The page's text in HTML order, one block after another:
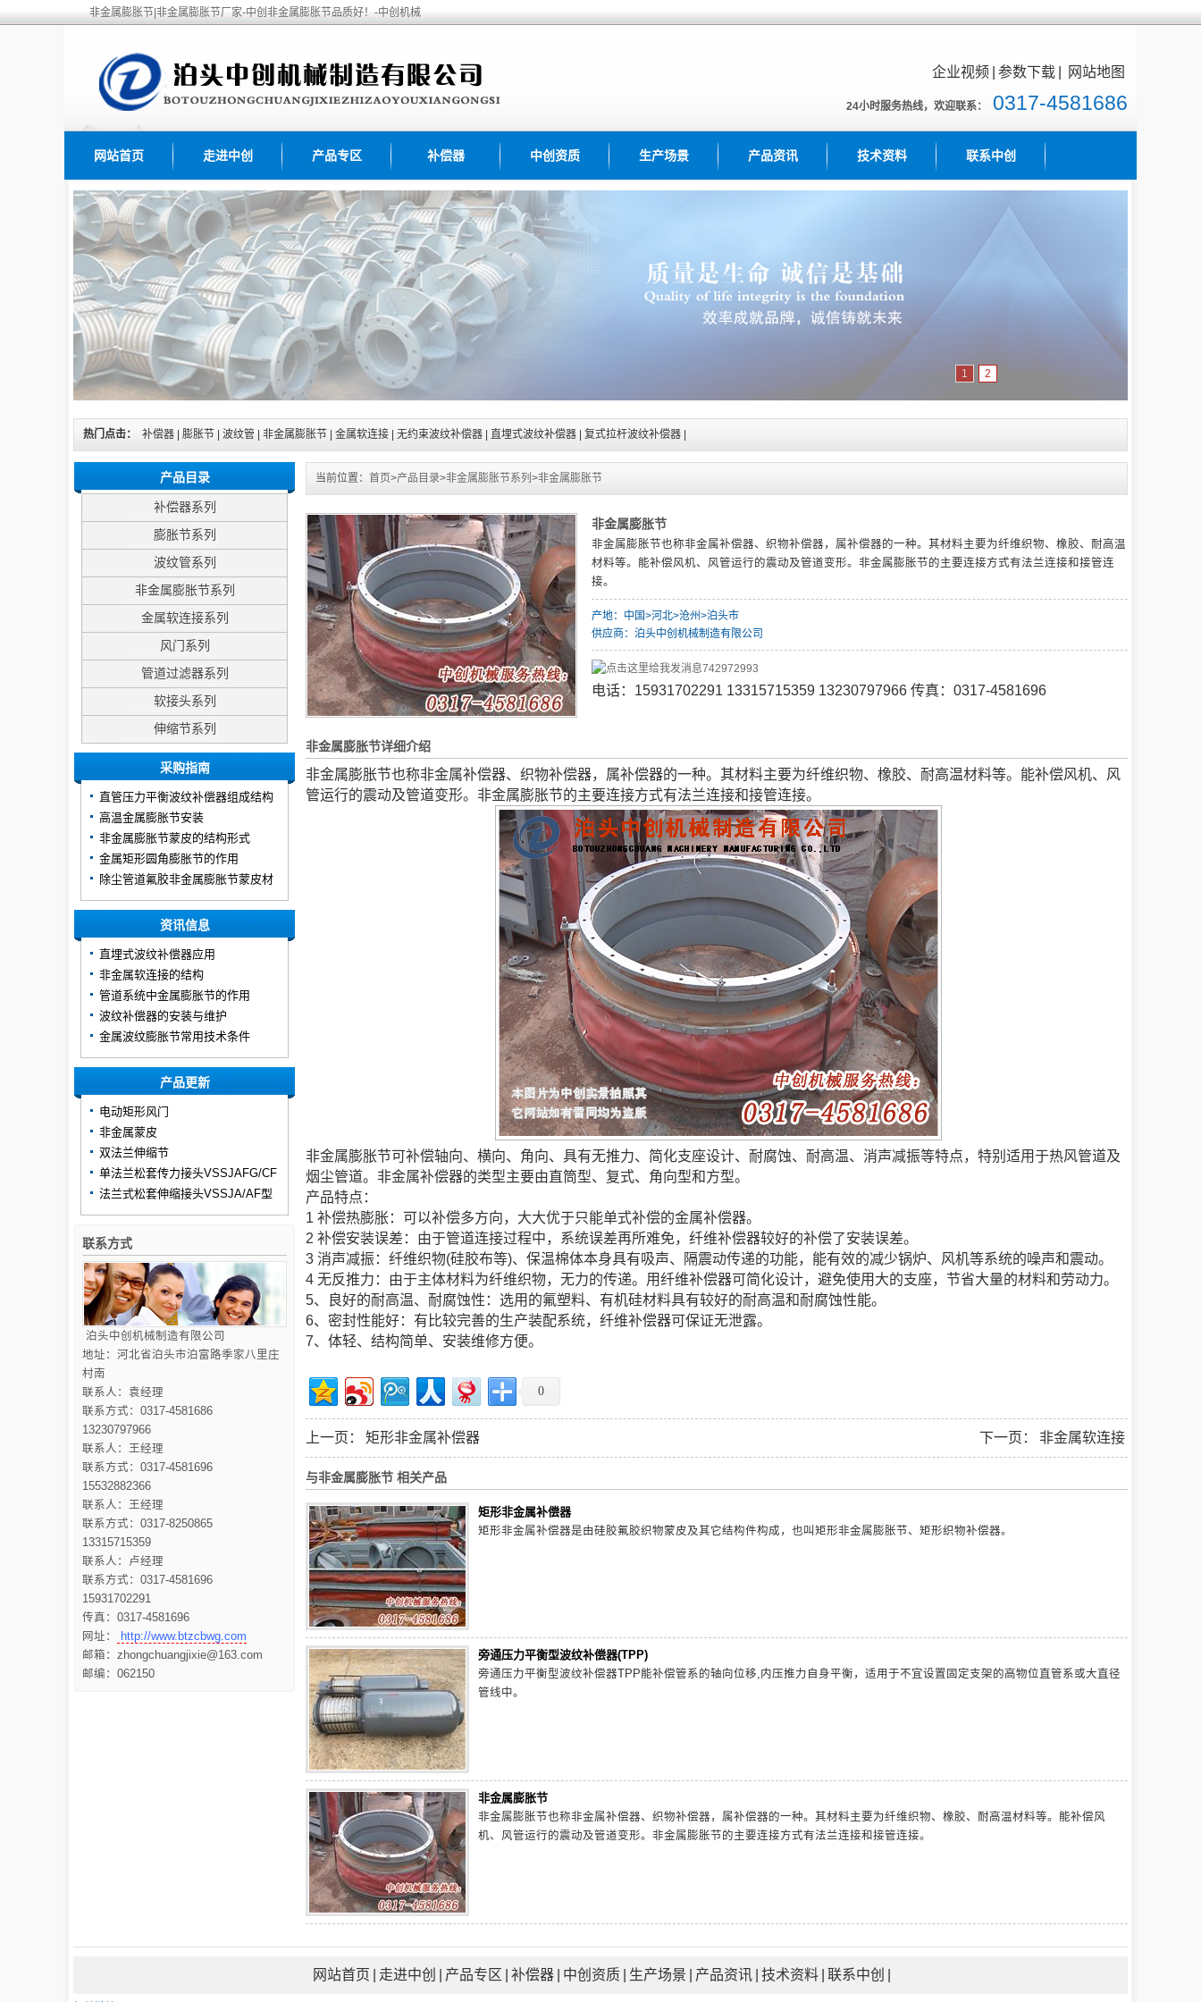
非金属膨胀节|非金属膨胀节厂家-中创非金属膨胀节品质好！-中创机械
企业视频 参数下载 网站地图
24小时服务热线，欢迎联系： 0317-4581686
网站首页 走进中创 产品专区 补偿器 中创资质 生产场景 产品资讯 技术资料 联系中创
1 2
热门点击： 补偿器 膨胀节 波纹管 非金属膨胀节 金属软连接 无约束波纹补偿器 直埋式波纹补偿器 复式拉杆波纹补偿器
当前位置： 首页>产品目录>非金属膨胀节系列 >非金属膨胀节
非金属膨胀节
非金属膨胀节也称非金属补偿器、织物补偿器，属补偿器的一种。其材料主要为纤维织物、橡胶、耐高温
材料等。能补偿风机、风管运行的震动及管道变形。非金属膨胀节的主要连接方式有法兰连接和接管连
接。
产地：中国>河北>沧州>泊头市
供应商：泊头中创机械制造有限公司
742972993
电话：15931702291 13315715359 13230797966 传真：0317-4581696
非金属膨胀节详细介绍
非金属膨胀节也称非金属补偿器、织物补偿器，属补偿器的一种。其材料主要为纤维织物、橡胶、耐高温材料等。能补偿风机、风
管运行的震动及管道变形。非金属膨胀节的主要连接方式有法兰连接和接管连接。
非金属膨胀节可补偿轴向、横向、角向、具有无推力、简化支座设计、耐腐蚀、耐高温、消声减振等特点，特别适用于热风管道及
烟尘管道。非金属补偿器的类型主要由直筒型、复式、角向型和方型。
产品特点：
1 补偿热膨胀：可以补偿多方向，大大优于只能单式补偿的金属补偿器。
2 补偿安装误差：由于管道连接过程中，系统误差再所难免，纤维补偿器较好的补偿了安装误差。
3 消声减振：纤维织物(硅胶布等)、保温棉体本身具有吸声、隔震动传递的功能，能有效的减少锅炉、风机等系统的噪声和震动。
4 无反推力：由于主体材料为纤维织物，无力的传递。用纤维补偿器可简化设计，避免使用大的支座，节省大量的材料和劳动力。
5、良好的耐高温、耐腐蚀性：选用的氟塑料、有机硅材料具有较好的耐高温和耐腐蚀性能。
6、密封性能好：有比较完善的生产装配系统，纤维补偿器可保证无泄露。
7、体轻、结构简单、安装维修方便。
0
上一页： 矩形非金属补偿器 下一页： 非金属软连接
与非金属膨胀节 相关产品
矩形非金属补偿器
矩形非金属补偿器是由硅胶氟胶织物蒙皮及其它结构件构成，也叫矩形非金属膨胀节、矩形织物补偿器。
旁通压力平衡型波纹补偿器(TPP)
旁通压力平衡型波纹补偿器TPP能补偿管系的轴向位移,内压推力自身平衡，适用于不宜设置固定支架的高物位直管系或大直径
管线中。
非金属膨胀节
非金属膨胀节也称非金属补偿器、织物补偿器，属补偿器的一种。其材料主要为纤维织物、橡胶、耐高温材料等。能补偿风
机、风管运行的震动及管道变形。非金属膨胀节的主要连接方式有法兰连接和接管连接。
产品目录
补偿器系列
膨胀节系列
波纹管系列
非金属膨胀节系列
金属软连接系列
风门系列
管道过滤器系列
软接头系列
伸缩节系列
采购指南
直管压力平衡波纹补偿器组成结构
高温金属膨胀节安装
非金属膨胀节蒙皮的结构形式
金属矩形圆角膨胀节的作用
除尘管道氟胶非金属膨胀节蒙皮材
质
资讯信息
直埋式波纹补偿器应用
非金属软连接的结构
管道系统中金属膨胀节的作用
波纹补偿器的安装与维护
金属波纹膨胀节常用技术条件
产品更新
电动矩形风门
非金属蒙皮
双法兰伸缩节
单法兰松套传力接头VSSJAFG/CF
型
法兰式松套伸缩接头VSSJA/AF型
联系方式
泊头中创机械制造有限公司
地址：河北省泊头市泊富路季家八里庄
村南
联系人：袁经理
联系方式：0317-4581686
13230797966
联系人：王经理
联系方式：0317-4581696
15532882366
联系人：王经理
联系方式：0317-8250865
13315715359
联系人：卢经理
联系方式：0317-4581696
15931702291
传真：0317-4581696
网址：
http://www.btzcbwg.com
邮箱：zhongchuangjixie@163.com
邮编：062150
网站首页 走进中创 产品专区 补偿器 中创资质 生产场景 产品资讯 技术资料 联系中创